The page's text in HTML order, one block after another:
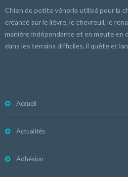
Chien de petite vénerie utilisé pour la
créancé sur le lièvre, le chevreuil, le
manière indépendante et en meute en
dans les terrains difficiles, il quête et
Accueil
Actualités
Adhésion